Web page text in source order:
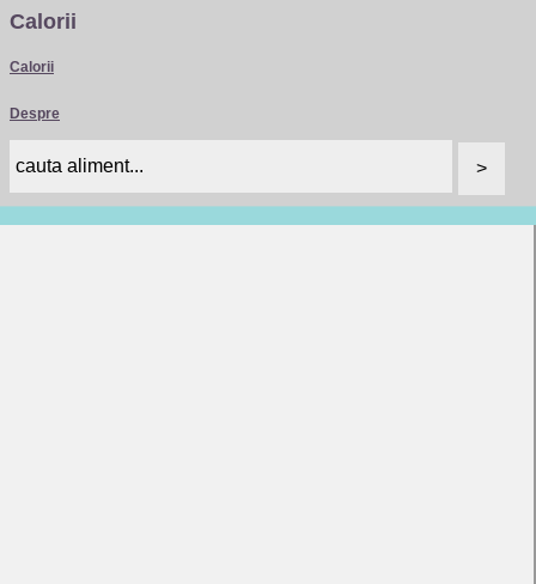
Calorii
Calorii
Despre